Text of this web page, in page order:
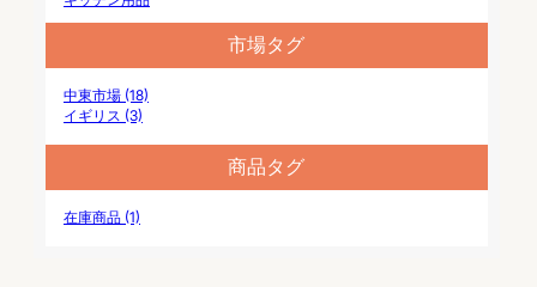
市場タグ
中東市場 (18)
イギリス (3)
商品タグ
在庫商品 (1)